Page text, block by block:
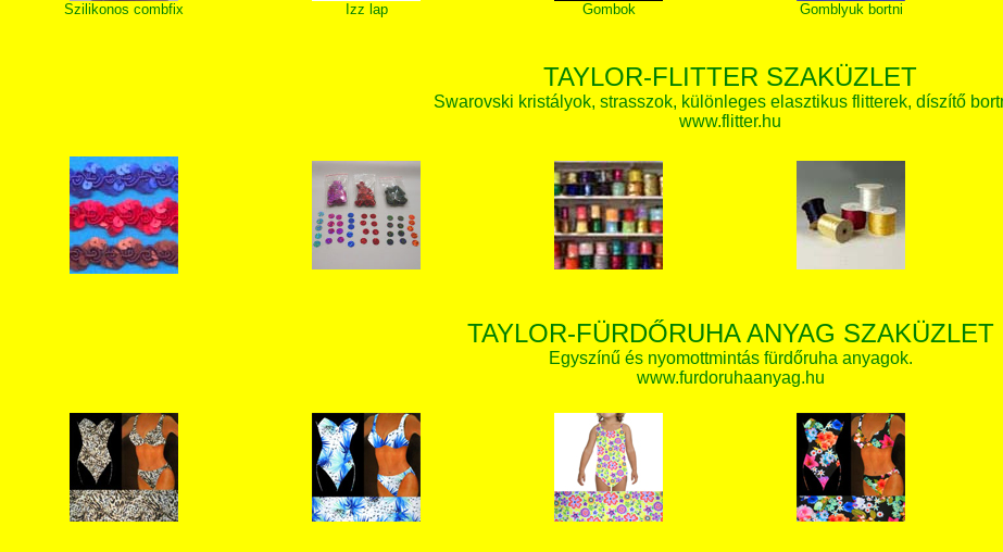
Szilikonos combfix Izz lap Gombok Gomblyuk bortni
TAYLOR-FLITTER SZAKÜZLET
Swarovski kristályok, strasszok, különleges elasztikus flitterek, díszítő
www.flitter.hu
TAYLOR-FÜRDŐRUHA ANYAG SZAKÜZLET
Egyszínű és nyomottmintás fürdőruha anyagok.
www.furdoruhaanyag.hu